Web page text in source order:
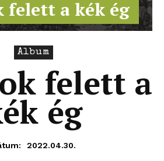
felett a kék ég
Album
felett a
ég
2022.04.30.